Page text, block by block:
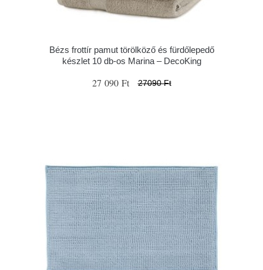
Bézs frottír pamut törölköző és fürdőlepedő
készlet 10 db-os Marina – DecoKing
27 090 Ft 27090 Ft